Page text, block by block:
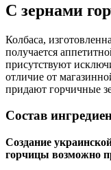
С зернами
Колбаса,
получается
присутствуют
отличие от
придают горчичные
Состав
Создание
горчицы возможно